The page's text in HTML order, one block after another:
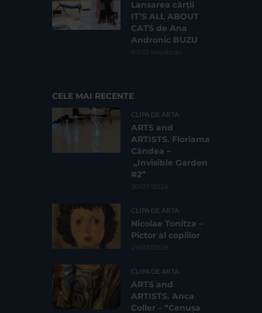
Lansarea cărții
IT’S ALL ABOUT
CATS de Ana
Andronic BUZU
8.032 vizualizari
CELE MAI RECENTE
CLIPA DE ARTA
ARTS and
ARTISTS. Floriama
Cândea –
„Invisible Garden
#2”
30/07/2026
CLIPA DE ARTA
Nicolae Tonitza –
Pictor al copiilor
29/07/2026
CLIPA DE ARTA
ARTS and
ARTISTS. Anca
Coller – “Cenușa